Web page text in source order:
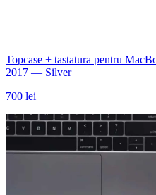
Topcase + tastatura pentru
2017 — Silver
700 lei